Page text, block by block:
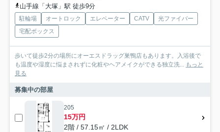
山手線「大塚」駅 徒歩9分
駐輪場 オートロック エレベーター CATV
光ファイバー
宅配ボックス
歩いて徒歩2分の場所にオーエスドラッグ巣鴨店もあります。入浴後で
も温度や湿度に悩まされずに化粧やヘアメイクができる独立洗... もっと
見る
募集中の部屋
205
15万円
2階 / 57.15㎡ / 2LDK